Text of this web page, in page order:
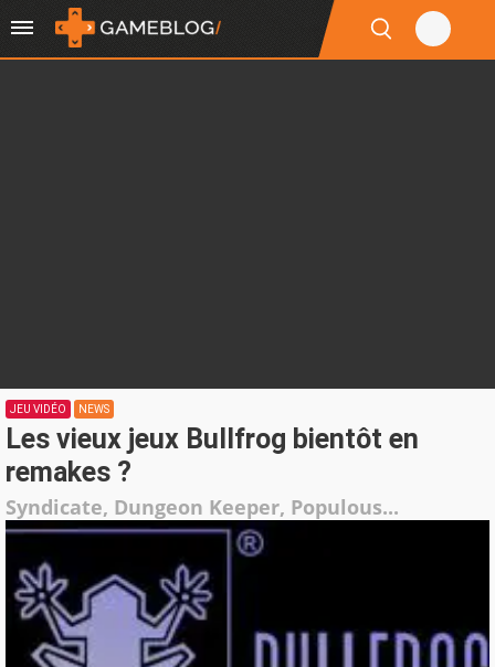
JEU VIDÉO NEWS
Les vieux jeux Bullfrog bientôt en
remakes ?
Syndicate, Dungeon Keeper, Populous...